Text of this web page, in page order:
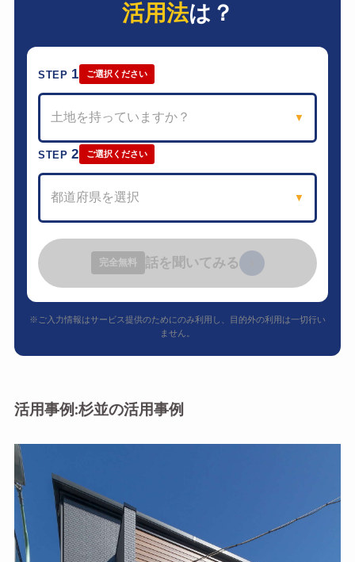
活用法は？
STEP 1 ご選択ください
土地を持っていますか？ ▼
STEP2 ご選択ください
都道府県を選択 ▼
完全無料 話を聞いてみる
※ご入力情報はサービス提供のためにのみ利用し、目的外の利用は一切行い
ません。
活用事例:杉並の活用事例